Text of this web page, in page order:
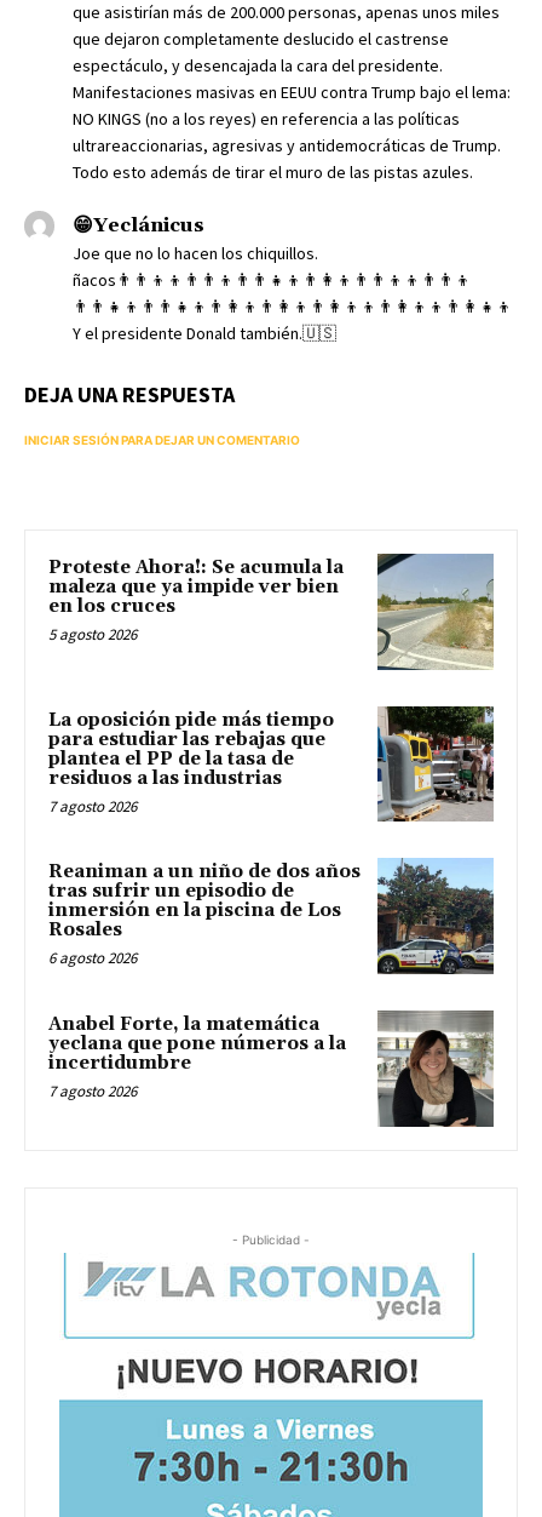
que asistirían más de 200.000 personas, apenas unos miles
que dejaron completamente deslucido el castrense
espectáculo, y desencajada la cara del presidente.
Manifestaciones masivas en EEUU contra Trump bajo el lema:
NO KINGS (no a los reyes) en referencia a las políticas
ultrareaccionarias, agresivas y antidemocráticas de Trump.
Todo esto además de tirar el muro de las pistas azules.
😁Yeclánicus
Joe que no lo hacen los chiquillos.
ñacos👨‍👨‍👦‍👦👨‍👨‍👦👨‍👨‍👧‍👦👨‍👩‍👦👨‍👨‍👦‍👦👨‍👨‍👦
👨‍👨‍👧‍👦👨‍👨‍👧‍👦👨‍👩‍👦👨‍👩‍👦👨‍👩‍👦‍👦👨‍👩‍👦‍👦👨‍👩‍👧‍👦
Y el presidente Donald también.🇺🇸
DEJA UNA RESPUESTA
INICIAR SESIÓN PARA DEJAR UN COMENTARIO
Proteste Ahora!: Se acumula la
maleza que ya impide ver bien
en los cruces
5 agosto 2026
La oposición pide más tiempo
para estudiar las rebajas que
plantea el PP de la tasa de
residuos a las industrias
7 agosto 2026
Reaniman a un niño de dos años
tras sufrir un episodio de
inmersión en la piscina de Los
Rosales
6 agosto 2026
Anabel Forte, la matemática
yeclana que pone números a la
incertidumbre
7 agosto 2026
- Publicidad -